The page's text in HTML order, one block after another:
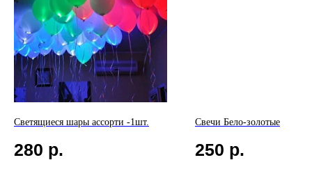
Светящиеся шары ассорти -1шт.
280 р.
Свечи Бело-золотые
250 р.